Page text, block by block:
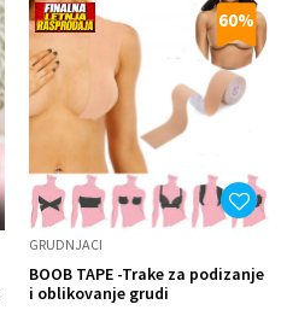
60%
GRUDNJACI
BOOB TAPE -Trake za podizanje
i oblikovanje grudi